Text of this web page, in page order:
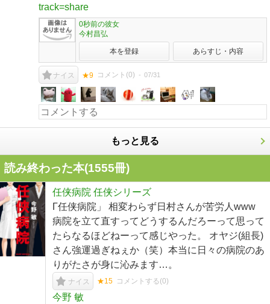
track=share
0秒前の彼女
今村昌弘
本を登録 あらすじ・内容
ナイス ★9 コメント(0) 07/31
もっと見る
読み終わった本(1555冊)
任侠病院 任侠シリーズ
Γ任侠病院」 相変わらず日村さんが苦労人www
病院を立て直すってどうするんだろーって思って
たらなるほどねーって感じやった。 オヤジ(組長)
さん強運過ぎねぇか（笑）本当に日々の病院のあ
りがたさが身に沁みます…。
ナイス ★15 コメントする(0)
今野 敏